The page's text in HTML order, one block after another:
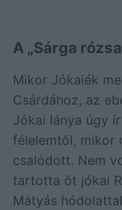
A „Sárga
Mikor Jókaiék
Csárdához, az
Jókai lánya úgy
félelemtől, mikor
csalódott. Nem
tartotta őt jókai
Mátyás